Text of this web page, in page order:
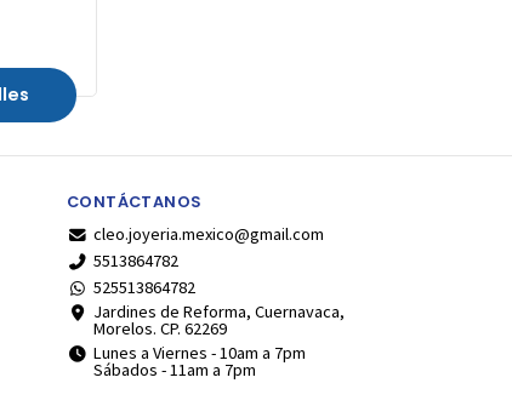
CONTÁCTANOS
cleo.joyeria.mexico@gmail.com
5513864782
525513864782
Jardines de Reforma, Cuernavaca,
Morelos. CP. 62269
Lunes a Viernes - 10am a 7pm
Sábados - 11am a 7pm